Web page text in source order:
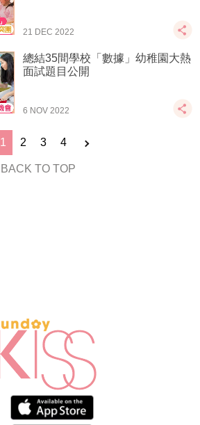
21 DEC 2022
總結35間學校「數據」幼稚園大熱
面試題目公開
6 NOV 2022
1 2 3 4
BACK TO TOP